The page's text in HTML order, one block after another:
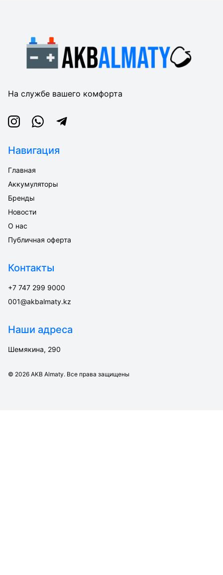
На службе вашего комфорта
InstagramWhatsappTelegram
Навигация
Главная
Аккумуляторы
Бренды
Новости
О нас
Публичная оферта
Контакты
+7 747 299 9000
001@akbalmaty.kz
Наши адреса
Шемякина, 290
© 2026 AKB Almaty. Все права защищены